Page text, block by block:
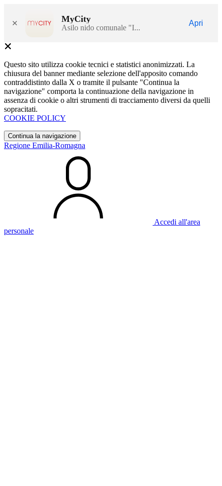
× MyCity
Asilo nido comunale "I...
Apri
Questo sito utilizza cookie tecnici e statistici anonimizzati. La
chiusura del banner mediante selezione dell'apposito comando
contraddistinto dalla X o tramite il pulsante "Continua la
navigazione" comporta la continuazione della navigazione in
assenza di cookie o altri strumenti di tracciamento diversi da quelli
sopracitati.
COOKIE POLICY
Continua la navigazione
Regione Emilia-Romagna
Accedi all'area
personale